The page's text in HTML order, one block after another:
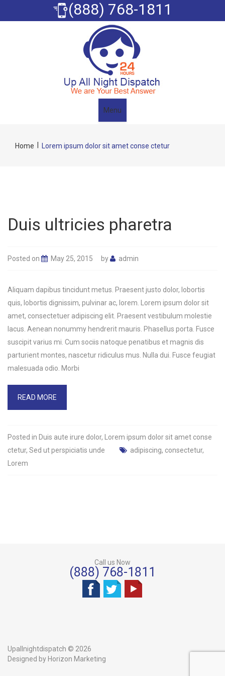
(888) 768-1811
Menu
Home Lorem ipsum dolor sit amet conse ctetur
Duis ultricies pharetra
Posted on May 25, 2015 by admin
Aliquam dapibus tincidunt metus. Praesent justo dolor, lobortis
quis, lobortis dignissim, pulvinar ac, lorem. Lorem ipsum dolor sit
amet, consectetuer adipiscing elit. Praesent vestibulum molestie
lacus. Aenean nonummy hendrerit mauris. Phasellus porta. Fusce
suscipit varius mi. Cum sociis natoque penatibus et magnis dis
parturient montes, nascetur ridiculus mus. Nulla dui. Fusce feugiat
malesuada odio. Morbi
READ MORE
Posted in Duis aute irure dolor,
Lorem ipsum dolor sit amet conse
ctetur, Sed ut perspiciatis unde adipiscing, consectetur,
Lorem
Call us Now
(888) 768-1811
Upallnightdispatch © 2026
Designed by Horizon Marketing